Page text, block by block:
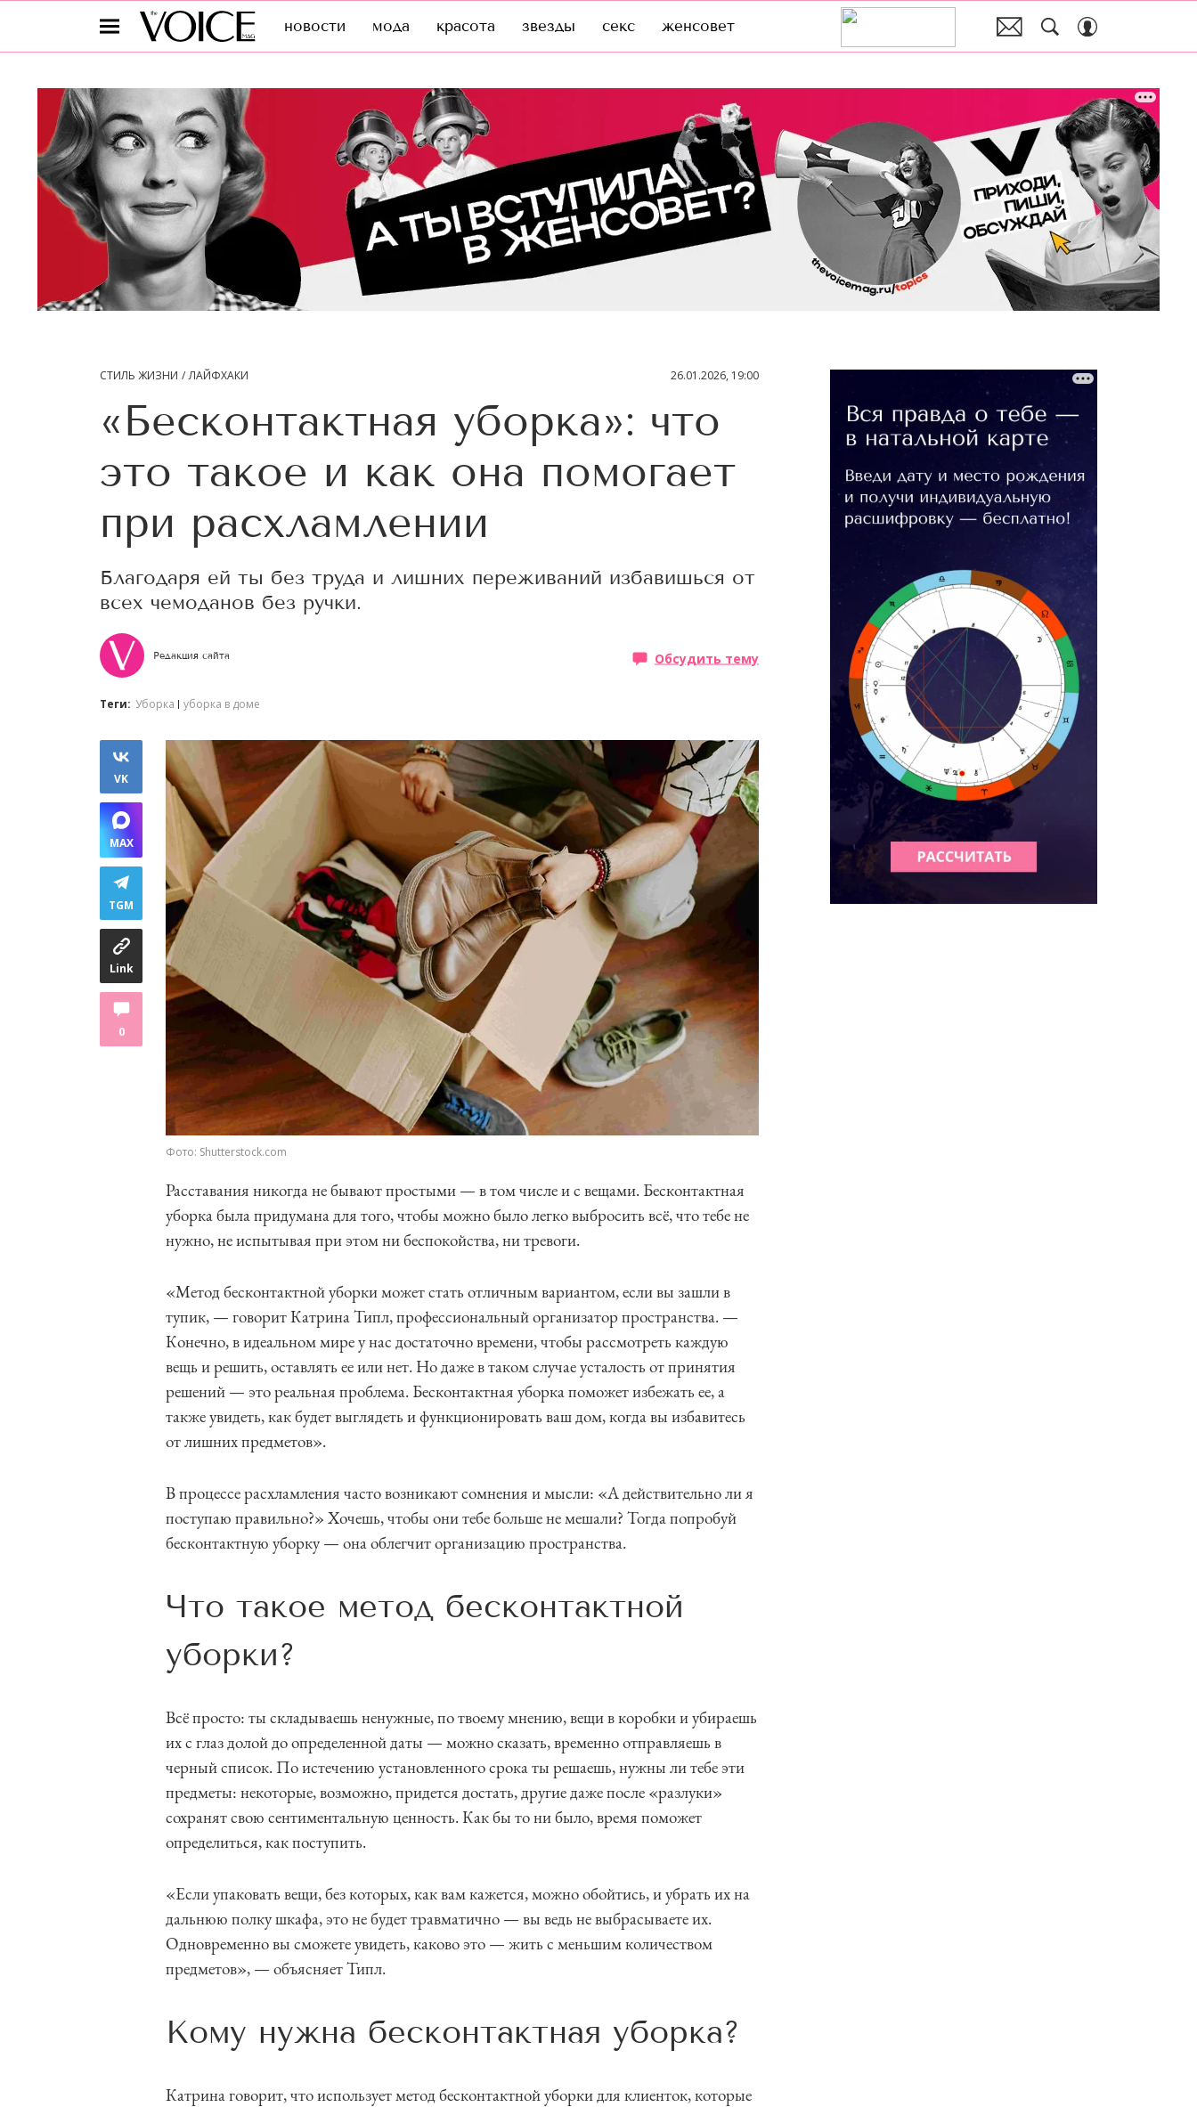
новости мода красота звезды секс женсовет
СТИЛЬ ЖИЗНИ ЛАЙФХАКИ 26.01.2026, 19:00
«Бесконтактная уборка»: что
это такое и как она помогает
при расхламлении
Благодаря ей ты без труда и лишних переживаний избавишься от
всех чемоданов без ручки.
Редакция сайта Обсудить тему
Теги: Уборка уборка в доме
VK
MAX
TGM
Link
0
Фото: Shutterstock.com
Расставания никогда не бывают простыми — в том числе и с вещами. Бесконтактная
уборка была придумана для того, чтобы можно было легко выбросить всё, что тебе не
нужно, не испытывая при этом ни беспокойства, ни тревоги.
«Метод бесконтактной уборки может стать отличным вариантом, если вы зашли в
тупик, — говорит Катрина Типл, профессиональный организатор пространства. —
Конечно, в идеальном мире у нас достаточно времени, чтобы рассмотреть каждую
вещь и решить, оставлять ее или нет. Но даже в таком случае усталость от принятия
решений — это реальная проблема. Бесконтактная уборка поможет избежать ее, а
также увидеть, как будет выглядеть и функционировать ваш дом, когда вы избавитесь
от лишних предметов».
В процессе расхламления часто возникают сомнения и мысли: «А действительно ли я
поступаю правильно?» Хочешь, чтобы они тебе больше не мешали? Тогда попробуй
бесконтактную уборку — она облегчит организацию пространства.
Что такое метод бесконтактной
уборки?
Всё просто: ты складываешь ненужные, по твоему мнению, вещи в коробки и убираешь
их с глаз долой до определенной даты — можно сказать, временно отправляешь в
черный список. По истечению установленного срока ты решаешь, нужны ли тебе эти
предметы: некоторые, возможно, придется достать, другие даже после «разлуки»
сохранят свою сентиментальную ценность. Как бы то ни было, время поможет
определиться, как поступить.
«Если упаковать вещи, без которых, как вам кажется, можно обойтись, и убрать их на
дальнюю полку шкафа, это не будет травматично — вы ведь не выбрасываете их.
Одновременно вы сможете увидеть, каково это — жить с меньшим количеством
предметов», — объясняет Типл.
Кому нужна бесконтактная уборка?
Катрина говорит, что использует метод бесконтактной уборки для клиенток, которые